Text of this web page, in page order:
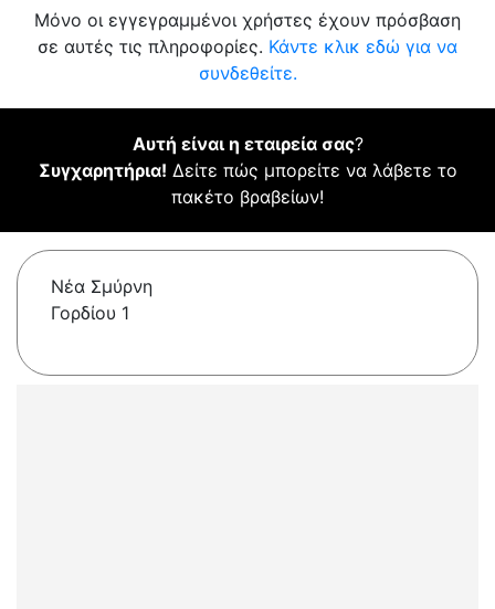
Μόνο οι εγγεγραμμένοι χρήστες έχουν πρόσβαση
σε αυτές τις πληροφορίες. Κάντε κλικ εδώ για να
συνδεθείτε.
Αυτή είναι η εταιρεία σας?
Συγχαρητήρια! Δείτε πώς μπορείτε να λάβετε το
πακέτο βραβείων!
Νέα Σμύρνη
Γορδίου 1